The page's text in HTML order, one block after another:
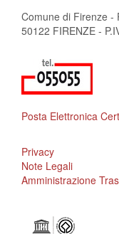
Comune di Firenze -
50122 FIRENZE -
Posta Elettronica
Privacy
Note Legali
Amministrazione